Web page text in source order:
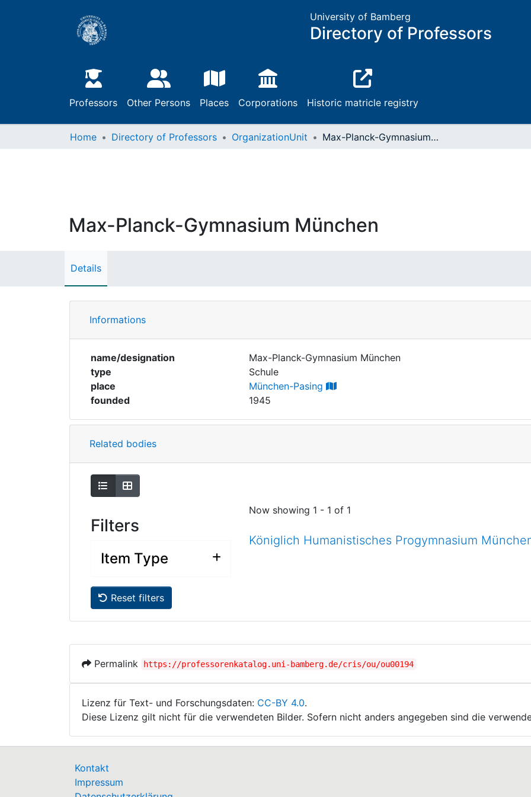
University of Bamberg
Directory of Professors
Professors Other Persons Places Corporations Historic matricle registry
Home Directory of Professors OrganizationUnit Max-Planck-Gymnasium München
Max-Planck-Gymnasium München
Details
Informations
name/designation
Max-Planck-Gymnasium München
type
Schule
place
München-Pasing
founded
1945
Related bodies
Show as list
Show as grid
Filters
Item Type
Reset filters
Now showing 1 - 1 of 1
Königlich Humanistisches Progymnasium
Permalink https://professorenkatalog.uni-bamberg.de/cris/ou/ou00194
Lizenz für Text- und Forschungsdaten: CC-BY 4.0.
Diese Lizenz gilt nicht für die verwendeten Bilder. Sofern nicht anders angegeben sind die
Kontakt
Impressum